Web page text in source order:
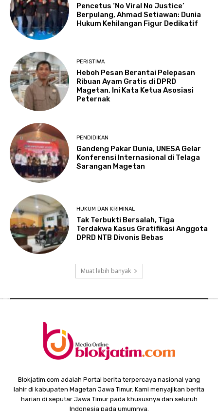
Pencetus ‘No Viral No Justice’
Berpulang, Ahmad Setiawan: Dunia
Hukum Kehilangan Figur Dedikatif
PERISTIWA
Heboh Pesan Berantai Pelepasan
Ribuan Ayam Gratis di DPRD
Magetan, Ini Kata Ketua Asosiasi
Peternak
PENDIDIKAN
Gandeng Pakar Dunia, UNESA Gelar
Konferensi Internasional di Telaga
Sarangan Magetan
HUKUM DAN KRIMINAL
Tak Terbukti Bersalah, Tiga
Terdakwa Kasus Gratifikasi Anggota
DPRD NTB Divonis Bebas
Muat lebih banyak
Blokjatim.com adalah Portal berita terpercaya nasional yang
lahir di kabupaten Magetan Jawa Timur. Kami menyajikan berita
harian di seputar Jawa Timur pada khususnya dan seluruh
Indonesia pada umumnya.